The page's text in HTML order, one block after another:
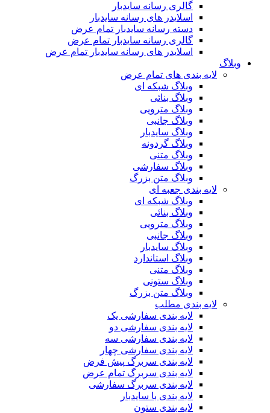
گالری رسانه سایدبار
اسلایدر های رسانه سایدبار
دسته رسانه سایدبار تمام عرض
گالری رسانه سایدبار تمام عرض
اسلایدر های رسانه سایدبار تمام عرض
وبلاگ
لایه بندی های تمام عرض
وبلاگ شبکه ای
وبلاگ بنائی
وبلاگ مترویی
وبلاگ جانبی
وبلاگ سایدبار
وبلاگ گردونه
وبلاگ متنی
وبلاگ سفارشی
وبلاگ متن بزرگ
لایه بندی جعبه ای
وبلاگ شبکه ای
وبلاگ بنائی
وبلاگ مترویی
وبلاگ جانبی
وبلاگ سایدبار
وبلاگ استاندارد
وبلاگ متنی
وبلاگ ستونی
وبلاگ متن بزرگ
لایه بندی مطلب
لایه بندی سفارشی یک
لایه بندی سفارشی دو
لایه بندی سفارشی سه
لایه بندی سفارشی چهار
لایه بندی سربرگ پیش فرض
لایه بندی سربرگ تمام عرض
لایه بندی سربرگ سفارشی
لایه بندی با سایدبار
لایه بندی ستون